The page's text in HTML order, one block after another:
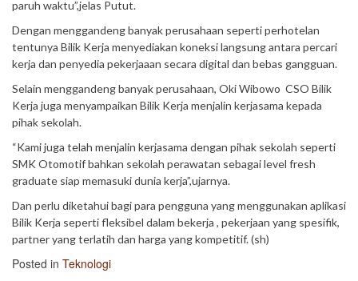
paruh waktu”,jelas Putut.
Dengan menggandeng banyak perusahaan seperti perhotelan
tentunya Bilik Kerja menyediakan koneksi langsung antara percari
kerja dan penyedia pekerjaaan secara digital dan bebas gangguan.
Selain menggandeng banyak perusahaan, Oki Wibowo CSO Bilik
Kerja juga menyampaikan Bilik Kerja menjalin kerjasama kepada
pihak sekolah.
“Kami juga telah menjalin kerjasama dengan pihak sekolah seperti
SMK Otomotif bahkan sekolah perawatan sebagai level fresh
graduate siap memasuki dunia kerja”,ujarnya.
Dan perlu diketahui bagi para pengguna yang menggunakan aplikasi
Bilik Kerja seperti fleksibel dalam bekerja , pekerjaan yang spesifik,
partner yang terlatih dan harga yang kompetitif. (sh)
Posted in Teknologi